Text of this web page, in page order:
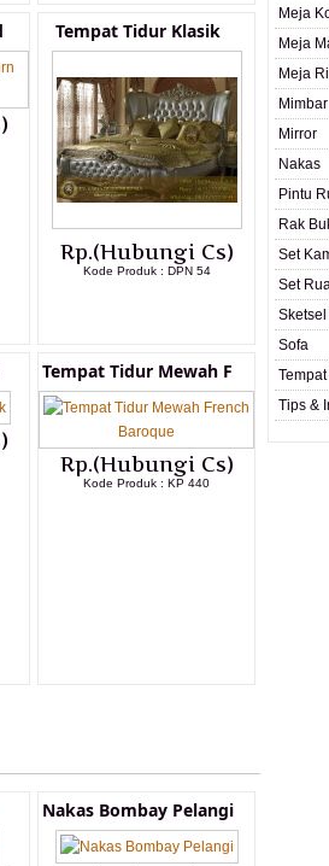
Tempat Tidur Klasik
Rp.(Hubungi Cs)
Kode Produk : DPN 54
Tempat Tidur Mewah F
Rp.(Hubungi Cs)
Kode Produk : KP 440
Nakas Bombay Pelangi
Meja
Meja
Meja
Mimbar
Mirror
Nakas
Pintu
Rak
Set
Set
Sketsel
Sofa
Tips &